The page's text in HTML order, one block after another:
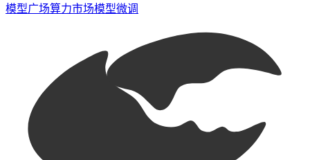
模型广场算力市场模型微调